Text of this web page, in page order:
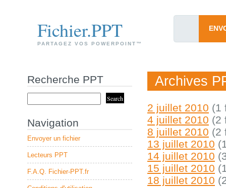
Fichier.PPT
PARTAGEZ VOS POWERPOINT™
Archives
2 juillet 2010 (1
4 juillet 2010 (2
8 juillet 2010 (2
13 juillet 2010
14 juillet 2010
15 juillet 2010
18 juillet 2010
Recherche PPT
Navigation
Envoyer un fichier
Lecteurs PPT
F.A.Q. Fichier-PPT.fr